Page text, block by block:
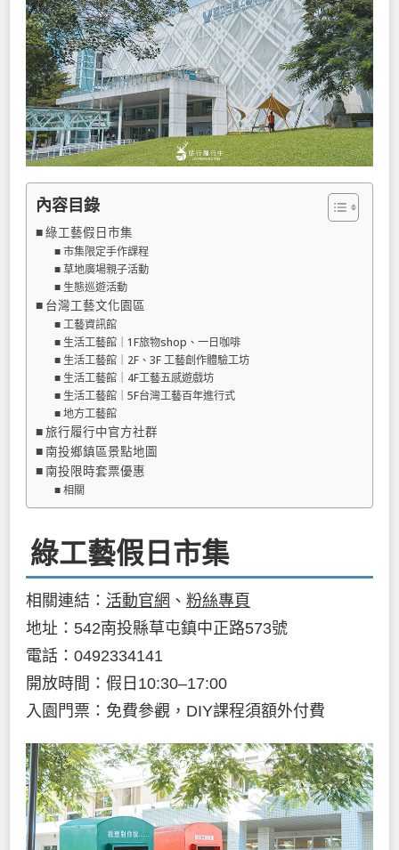
內容目錄
綠工藝假日市集
市集限定手作課程
草地廣場親子活動
生態巡遊活動
台灣工藝文化園區
工藝資訊館
生活工藝館｜1F旅物shop、一日咖啡
生活工藝館｜2F、3F 工藝創作體驗工坊
生活工藝館｜4F工藝五感遊戲坊
生活工藝館｜5F台灣工藝百年進行式
地方工藝館
旅行履行中官方社群
南投鄉鎮區景點地圖
南投限時套票優惠
相關
綠工藝假日市集
相關連結： 活動官網 、 粉絲專頁
地址：542南投縣草屯鎮中正路573號
電話：0492334141
開放時間：假日10:30–17:00
入園門票：免費參觀，DIY課程須額外付費